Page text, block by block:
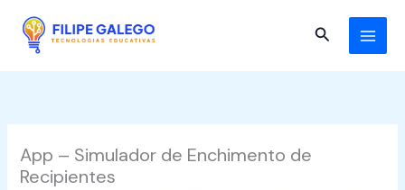
content
Search
App – Simulador de Enchimento de
Recipientes